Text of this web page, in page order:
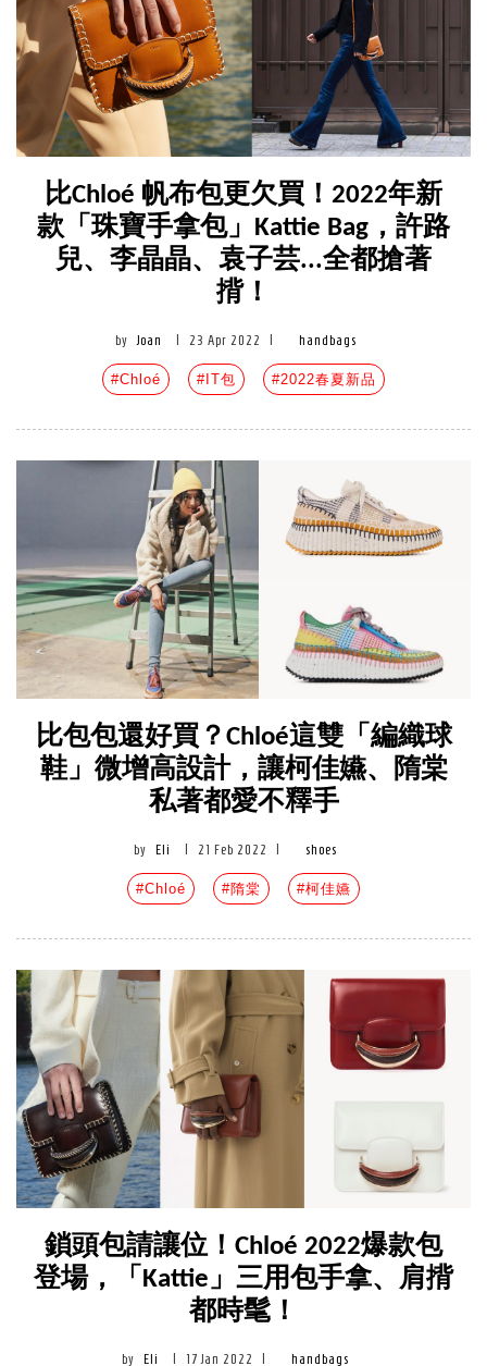
比Chloé 帆布包更欠買！2022年新
款「珠寶手拿包」Kattie Bag，許路
兒、李晶晶、袁子芸...全都搶著
揹！
by Joan 23 Apr 2022 handbags
#Chloé #IT包 #2022春夏新品
比包包還好買？Chloé這雙「編織球
鞋」微增高設計，讓柯佳嬿、隋棠
私著都愛不釋手
by Eli 21 Feb 2022 shoes
#Chloé #隋棠 #柯佳嬿
鎖頭包請讓位！Chloé 2022爆款包
登場，「Kattie」三用包手拿、肩揹
都時髦！
by Eli 17 Jan 2022 handbags